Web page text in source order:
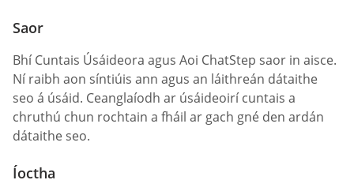
Saor
Bhí Cuntais Úsáideora agus Aoi ChatStep saor in aisce.
Ní raibh aon síntiúis ann agus an láithreán dátaithe
seo á úsáid. Ceanglaíodh ar úsáideoirí cuntais a
chruthú chun rochtain a fháil ar gach gné den ardán
dátaithe seo.
Íoctha